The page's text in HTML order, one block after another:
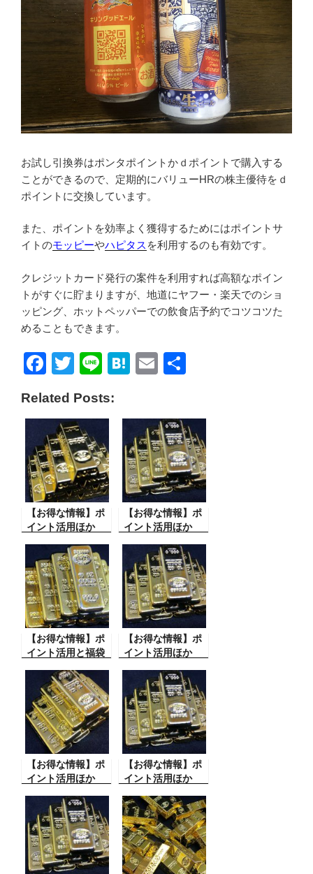
お試し引換券はポンタポイントかｄポイントで購入する
ことができるので、定期的にバリューHRの株主優待をｄ
ポイントに交換しています。
また、ポイントを効率よく獲得するためにはポイントサ
イトのモッピーやハピタス を利用するのも有効です。
クレジットカード発行の案件を利用すれば高額なポイン
トがすぐに貯まりますが、地道にヤフー・楽天でのショ
ッピング、ホットペッパーでの飲食店予約でコツコツた
めることもできます。
F
c
e
b
o
o
k
T
tt
er
Li
e
H
n
a
E
Related Posts:
【お得な情報】ポ
イント活用ほか
【お得な情報】ポ
イント活用ほか
【お得な情報】ポ
イント活用と福袋
【お得な情報】ポ
イント活用ほか
【お得な情報】ポ
イント活用ほか
【お得な情報】ポ
イント活用ほか